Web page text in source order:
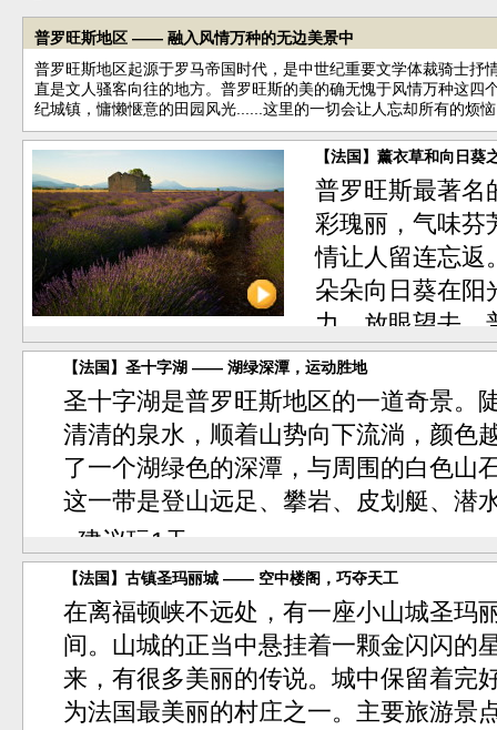
普罗旺斯地区 —— 融入风情万种的无边美景中
普罗旺斯地区起源于罗马帝国时代，是中世纪重要文学体裁骑士
直是文人骚客向往的地方。普罗旺斯的美的确无愧于风情万种这
纪城镇，慵懒惬意的田园风光......这里的一切会让人忘却所有的烦
【法国】薰衣草和向日
普罗旺斯最著名
彩瑰丽，气味芬
情让人留连忘返
朵朵向日葵在阳
力。放眼望去，
一起的大彩绸。
- 建议玩1天。
- 景点类型：湖
【法国】圣十字湖 —— 湖绿深潭，运动胜地
圣十字湖是普罗旺斯地区的一道奇景。
清清的泉水，顺着山势向下流淌，颜色
了一个湖绿色的深潭，与周围的白色山
这一带是登山远足、攀岩、皮划艇、潜
- 建议玩1天。
- 景点类型：湖光山色挑战自我
【法国】古镇圣玛丽城 —— 空中楼阁，巧夺天工
在离福顿峡不远处，有一座小山城圣玛
间。山城的正当中悬挂着一颗金闪闪的
来，有很多美丽的传说。城中保留着完
为法国最美丽的村庄之一。主要旅游景